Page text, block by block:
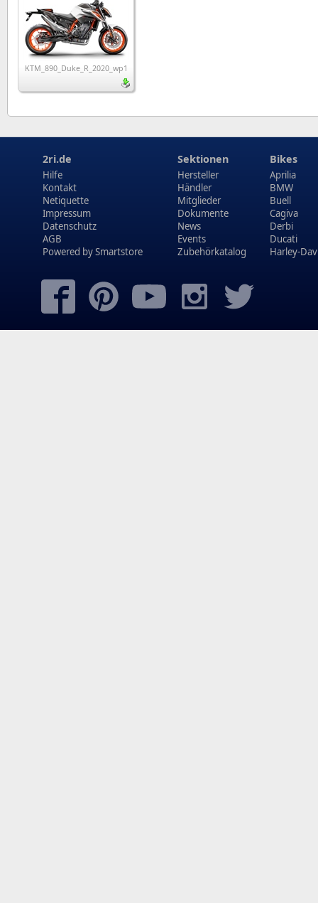
KTM_890_Duke_R_2020_wp1
2ri.de
Hilfe
Kontakt
Netiquette
Impressum
Datenschutz
AGB
Powered bySmartstore
Sektionen
Hersteller
Händler
Mitglieder
Dokumente
News
Events
Zubehörkatalog
Bikes
Aprilia
BMW
Buell
Cagiva
Derbi
Ducati
Harley-